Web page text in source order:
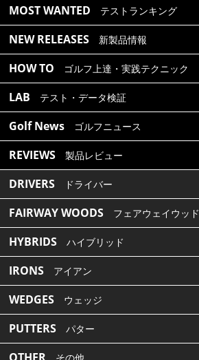
MOST WANTED テストランキング
NEW RELEASES 新製品情報
HOW TO ゴルフ上達・実践テクニック
LAB テスト・データ検証
Golf News ゴルフニュース
REVIEWS 製品レビュー
DRIVERS ドライバー
FAIRWAY WOODS フェアウェイウッド
HYBRIDS ハイブリッド
IRONS アイアン
WEDGES ウェッジ
PUTTERS パター